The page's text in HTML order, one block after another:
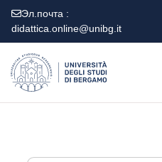
Эл.почта :
didattica.online@unibg.it